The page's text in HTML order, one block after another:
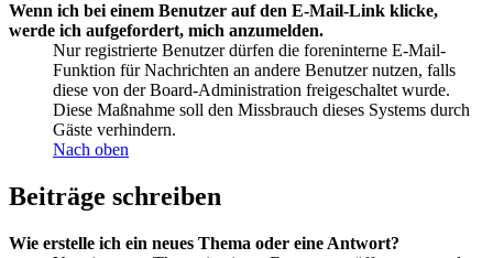
Wenn ich bei einem Benutzer auf den E-Mail-Link klicke,
werde ich aufgefordert, mich anzumelden.
Nur registrierte Benutzer dürfen die foreninterne E-Mail-
Funktion für Nachrichten an andere Benutzer nutzen, falls
diese von der Board-Administration freigeschaltet wurde.
Diese Maßnahme soll den Missbrauch dieses Systems durch
Gäste verhindern.
Nach oben
Beiträge schreiben
Wie erstelle ich ein neues Thema oder eine Antwort?